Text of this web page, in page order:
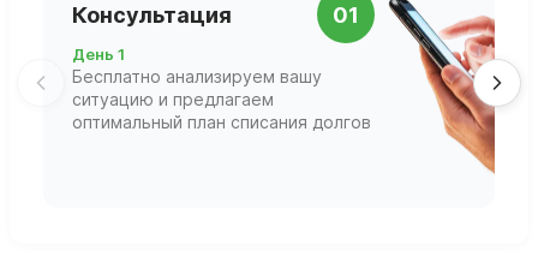
Консультация 01
День 1
Бесплатно анализируем вашу
ситуацию и предлагаем
оптимальный план списания долгов